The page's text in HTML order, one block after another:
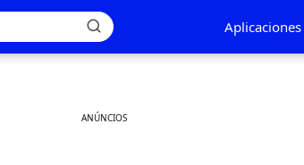
Aplicaciones
ANÚNCIOS